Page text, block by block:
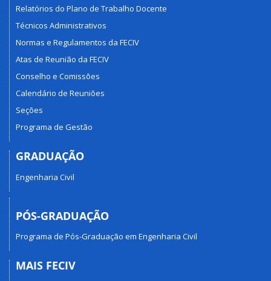
Relatórios do Plano de Trabalho Docente
Técnicos Administrativos
Normas e Regulamentos da FECIV
Atas de Reunião da FECIV
Conselho e Comissões
Calendário de Reuniões
Seções
Programa de Gestão
GRADUAÇÃO
Engenharia Civil
PÓS-GRADUAÇÃO
Programa de Pós-Graduação em Engenharia Civil
MAIS FECIV